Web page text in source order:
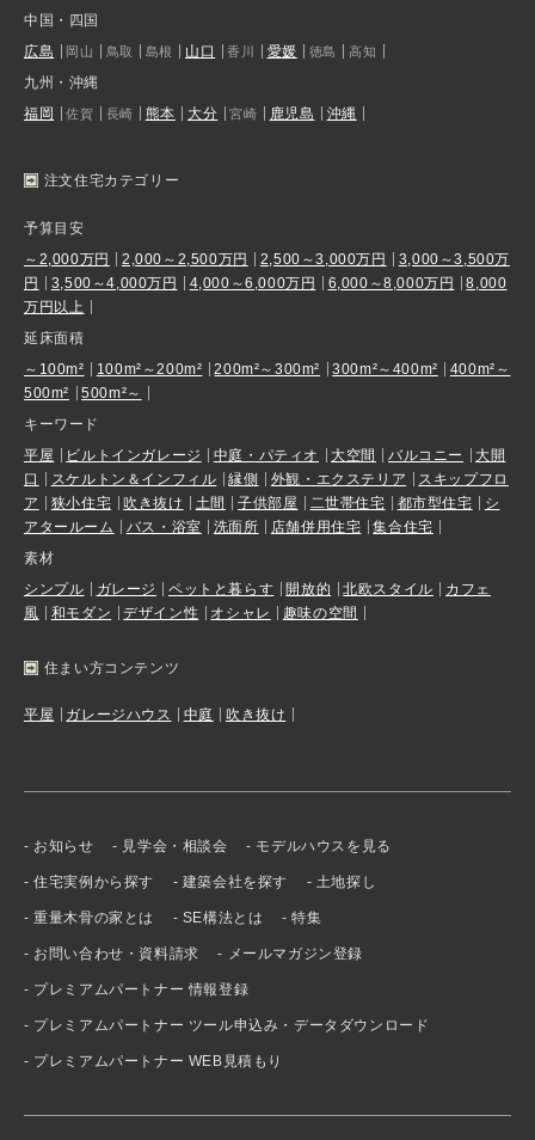
中国・四国
広島
岡山 鳥取 島根 山口 香川 愛媛 徳島 高知
九州・沖縄
福岡
佐賀 長崎 熊本 大分 宮崎 鹿児島 沖縄
注文住宅カテゴリー
予算目安
～2,000万円
2,000～2,500万円 2,500～3,000万円
3,000～3,500万
円
3,500～4,000万円 4,000～6,000万円 6,000～8,000万円
8,000
万円以上
延床面積
～100m²
100m²～200m² 200m²～300m² 300m²～400m²
400m²～
500m²
500m²～
キーワード
平屋
ビルトインガレージ 中庭・パティオ 大空間 バルコニー
大開
口
スケルトン＆インフィル 縁側 外観・エクステリア
スキップフロ
ア
狭小住宅 吹き抜け 土間 子供部屋 二世帯住宅 都市型住宅
シ
アタールーム
バス・浴室 洗面所 店舗併用住宅
集合住宅
素材
シンプル
ガレージ ペットと暮らす 開放的 北欧スタイル
カフェ
風
和モダン デザイン性 オシャレ 趣味の空間
住まい方コンテンツ
平屋 ガレージハウス 中庭 吹き抜け
お知らせ 見学会・相談会 モデルハウスを見る
住宅実例から探す 建築会社を探す 土地探し
重量木骨の家とは SE構法とは 特集
お問い合わせ・資料請求 メールマガジン登録
プレミアムパートナー 情報登録
プレミアムパートナー ツール申込み・データダウンロード
プレミアムパートナー WEB見積もり